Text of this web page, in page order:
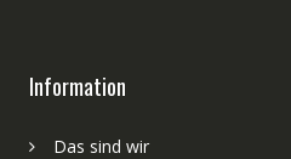
Information
Das sind wir